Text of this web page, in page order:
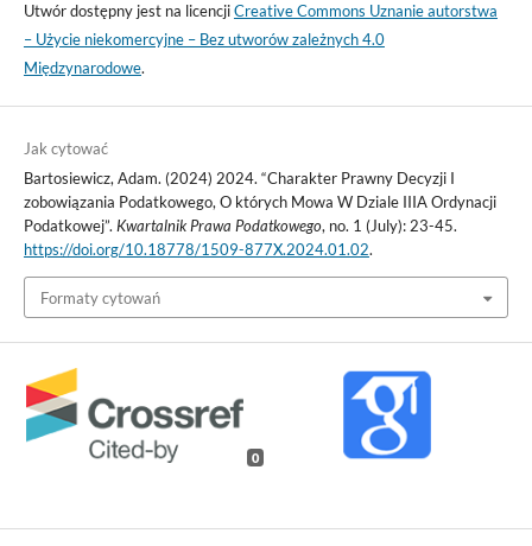
Utwór dostępny jest na licencjiCreative Commons Uznanie autorstwa
– Użycie niekomercyjne – Bez utworów zależnych 4.0
Międzynarodowe.
Jak cytować
Bartosiewicz, Adam. (2024) 2024. “Charakter Prawny Decyzji I
zobowiązania Podatkowego, O których Mowa W Dziale IIIA Ordynacji
Podatkowej”. Kwartalnik Prawa Podatkowego, no. 1 (July): 23-45.
https://doi.org/10.18778/1509-877X.2024.01.02.
Formaty cytowań
0